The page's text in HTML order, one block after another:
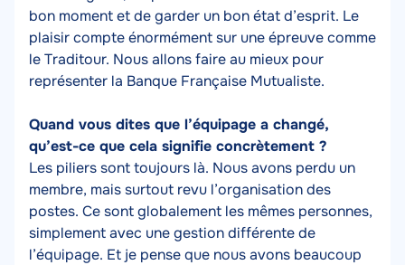
bon moment et de garder un bon état d’esprit. Le
plaisir compte énormément sur une épreuve comme
le Traditour. Nous allons faire au mieux pour
représenter la Banque Française Mutualiste.
Quand vous dites que l’équipage a changé,
qu’est-ce que cela signifie concrètement ?
Les piliers sont toujours là. Nous avons perdu un
membre, mais surtout revu l’organisation des
postes. Ce sont globalement les mêmes personnes,
simplement avec une gestion différente de
l’équipage. Et je pense que nous avons beaucoup